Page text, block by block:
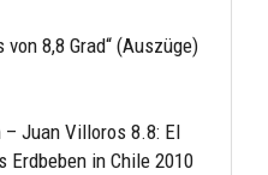
8,8 Grad“ (Auszüge)
– Juan Villoros 8.8: El
Erdbeben in Chile 2010